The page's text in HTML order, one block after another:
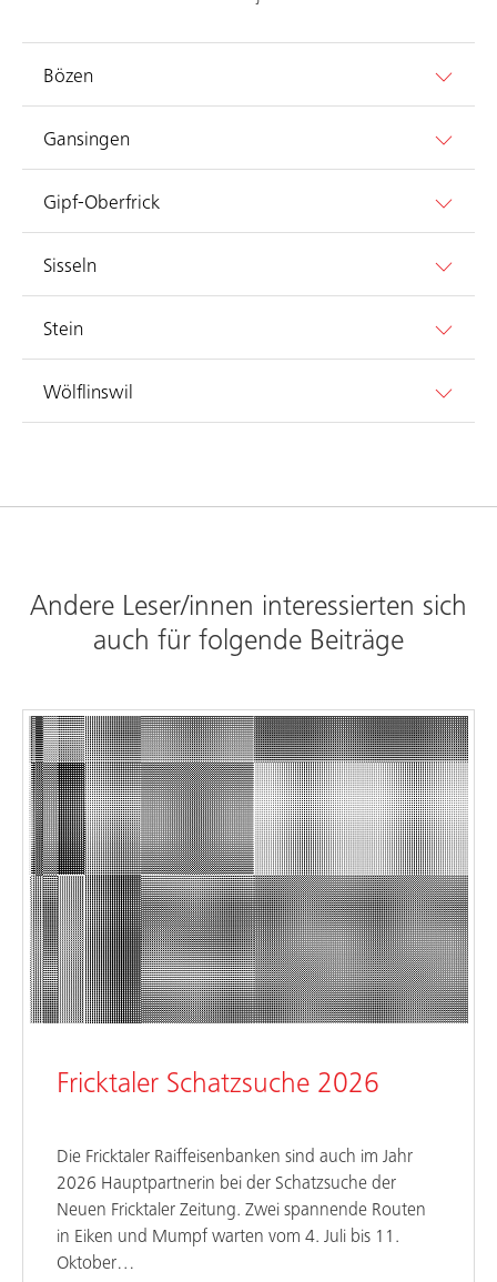
Bözen
Gansingen
Gipf-Oberfrick
Sisseln
Stein
Wölflinswil
Andere Leser/innen interessierten sich
auch für folgende Beiträge
Fricktaler Schatzsuche 2026
Die Fricktaler Raiffeisenbanken sind auch im Jahr
2026 Hauptpartnerin bei der Schatzsuche der
Neuen Fricktaler Zeitung. Zwei spannende Routen
in Eiken und Mumpf warten vom 4. Juli bis 11.
Oktober…